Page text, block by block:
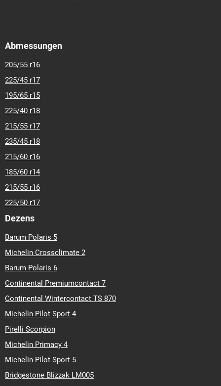
Abmessungen
205/55 r16
225/45 r17
195/65 r15
225/40 r18
215/55 r17
235/45 r18
215/60 r16
185/60 r14
215/55 r16
225/50 r17
Dezens
Barum Polaris 5
Michelin Crossclimate 2
Barum Polaris 6
Continental Premiumcontact 7
Continental Wintercontact TS 870
Michelin Pilot Sport 4
Pirelli Scorpion
Michelin Primacy 4
Michelin Pilot Sport 5
Bridgestone Blizzak LM005